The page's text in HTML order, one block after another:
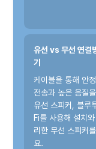
유선 vs 무선 연결
기
케이블을 통해 안
전송과 높은 음질
유선 스피커, 블루
Fi를 사용해 설치
리한 무선 스피커
요.